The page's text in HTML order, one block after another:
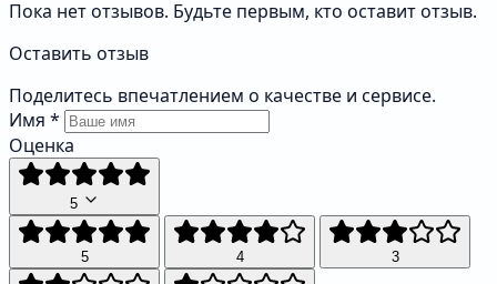
Пока нет отзывов. Будьте первым, кто оставит отзыв.
Оставить отзыв
Поделитесь впечатлением о качестве и сервисе.
Имя *
Оценка
5
5 4 3